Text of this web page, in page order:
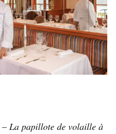
– La papillote de volaille à